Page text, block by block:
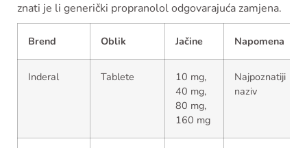
znati je li generički propranolol odgovarajuća zamjena.
Brend Oblik Jačine Napomena
Inderal Tablete
10 mg,
40 mg,
80 mg,
160 mg
Najpoznatiji
naziv